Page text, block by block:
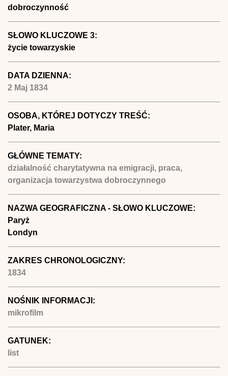
dobroczynność
SŁOWO KLUCZOWE 3:
życie towarzyskie
DATA DZIENNA:
2 Maj 1834
OSOBA, KTÓREJ DOTYCZY TREŚĆ:
Plater, Maria
GŁÓWNE TEMATY:
działalność charytatywna na emigracji, praca,
organizacja towarzystwa dobroczynnego
NAZWA GEOGRAFICZNA - SŁOWO KLUCZOWE:
Paryż
Londyn
ZAKRES CHRONOLOGICZNY:
1834
NOŚNIK INFORMACJI:
mikrofilm
GATUNEK:
list